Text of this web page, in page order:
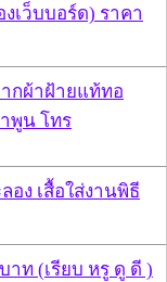
ว็บบอร์ด) ราคา
กผ้าฝ้ายแท้ทอ
พูน โทร
อง เสื้อใส่งานพิธี
าท (เรียบ หรู ดู ดี )